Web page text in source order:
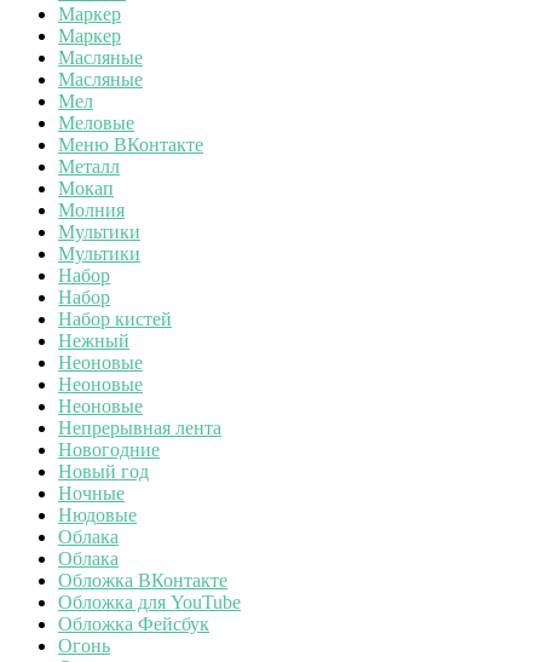
Маркер
Маркер
Масляные
Масляные
Мел
Меловые
Меню ВКонтакте
Металл
Мокап
Молния
Мультики
Мультики
Набор
Набор
Набор кистей
Нежный
Неоновые
Неоновые
Неоновые
Непрерывная лента
Новогодние
Новый год
Ночные
Нюдовые
Облака
Облака
Обложка ВКонтакте
Обложка для YouTube
Обложка Фейсбук
Огонь